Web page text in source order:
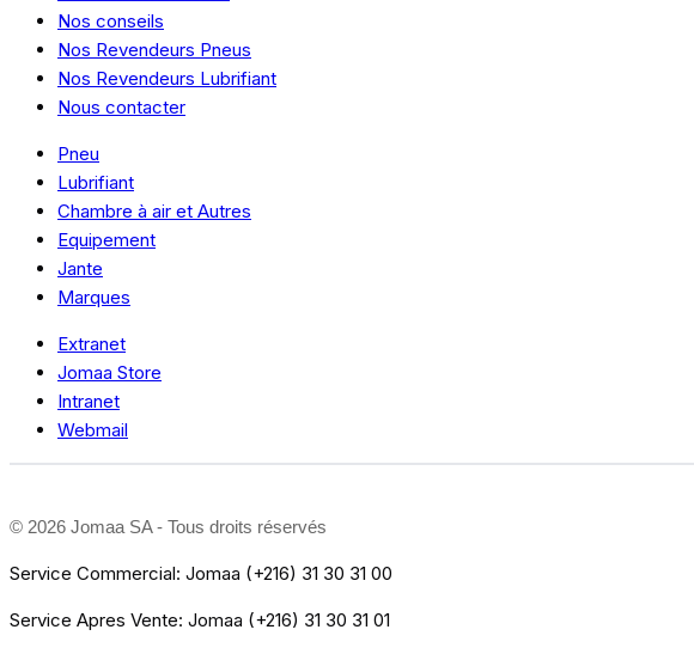
Nos conseils
Nos Revendeurs Pneus
Nos Revendeurs Lubrifiant
Nous contacter
Pneu
Lubrifiant
Chambre à air et Autres
Equipement
Jante
Marques
Extranet
Jomaa Store
Intranet
Webmail
© 2026 Jomaa SA - Tous droits réservés
Service Commercial: Jomaa (+216) 31 30 31 00
Service Apres Vente: Jomaa (+216) 31 30 31 01